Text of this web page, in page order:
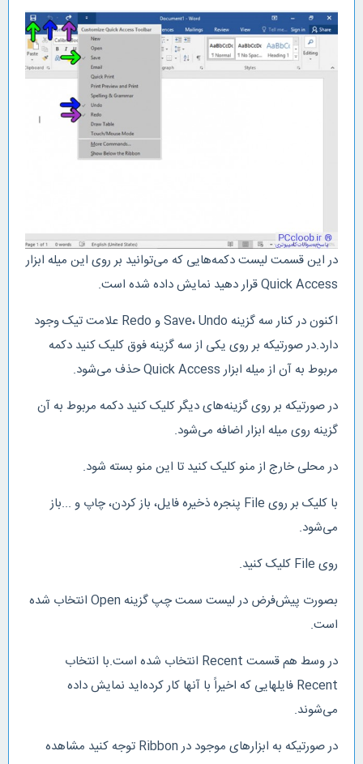
در این قسمت لیست دکمه‌هایی که می‌توانید بر روی این میله ابزار
Quick Access قرار دهید نمایش داده شده است.
اکنون در کنار سه گزینه Save، Undo و Redo علامت تیک وجود
دارد.در صورتیکه بر روی یکی از سه گزینه فوق کلیک کنید دکمه
مربوط به آن از میله ابزار Quick Access حذف می‌شود.
در صورتیکه بر روی گزینه‌های دیگر کلیک کنید دکمه مربوط به آن
گزینه روی میله ابزار اضافه می‌شود.
در محلی خارج از منو کلیک کنید تا این منو بسته شود.
با کلیک بر روی File پنجره ذخیره فایل، باز کردن، چاپ و ...باز
می‌شود.
روی File کلیک کنید.
بصورت پیش‌فرض در لیست سمت چپ گزینه Open انتخاب شده
است.
در وسط هم قسمت Recent انتخاب شده است.با انتخاب
Recent فایلهایی که اخیراً با آنها کار کرده‌اید نمایش داده
می‌شوند.
در صورتیکه به ابزارهای موجود در Ribbon توجه کنید مشاهده